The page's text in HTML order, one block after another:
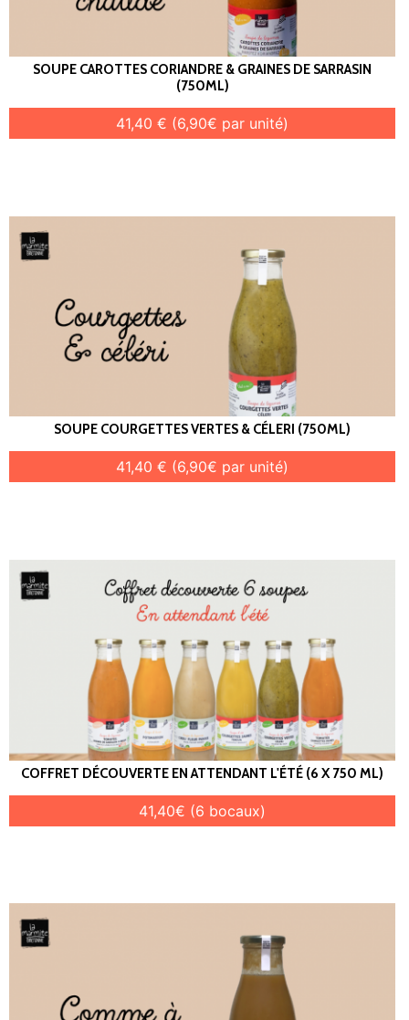
SOUPE CAROTTES CORIANDRE & GRAINES DE SARRASIN
(750ML)
41,40 € (6,90€ par unité)
SOUPE COURGETTES VERTES & CÉLERI (750ML)
41,40 € (6,90€ par unité)
COFFRET DÉCOUVERTE EN ATTENDANT L'ÉTÉ (6 X 750 ML)
41,40€ (6 bocaux)